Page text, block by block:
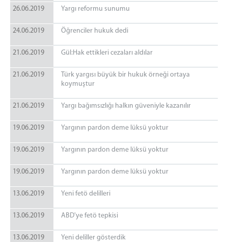
26.06.2019 Yargı reformu sunumu
24.06.2019 Öğrenciler hukuk dedi
21.06.2019 Gül:Hak ettikleri cezaları aldılar
21.06.2019
Türk yargısı büyük bir hukuk örneği ortaya
koymuştur
21.06.2019 Yargı bağımsızlığı halkın güveniyle kazanılır
19.06.2019 Yargının pardon deme lüksü yoktur
19.06.2019 Yargının pardon deme lüksü yoktur
19.06.2019 Yargının pardon deme lüksü yoktur
13.06.2019 Yeni fetö delilleri
13.06.2019 ABD'ye fetö tepkisi
13.06.2019 Yeni deliller gösterdik